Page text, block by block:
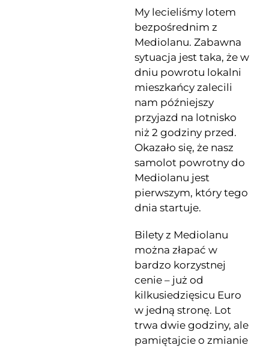
My lecieliśmy lotem
bezpośrednim z
Mediolanu. Zabawna
sytuacja jest taka, że w
dniu powrotu lokalni
mieszkańcy zalecili
nam późniejszy
przyjazd na lotnisko
niż 2 godziny przed.
Okazało się, że nasz
samolot powrotny do
Mediolanu jest
pierwszym, który tego
dnia startuje.
Bilety z Mediolanu
można złapać w
bardzo korzystnej
cenie – już od
kilkusiedzięsicu Euro
w jedną stronę. Lot
trwa dwie godziny, ale
pamiętajcie o zmianie